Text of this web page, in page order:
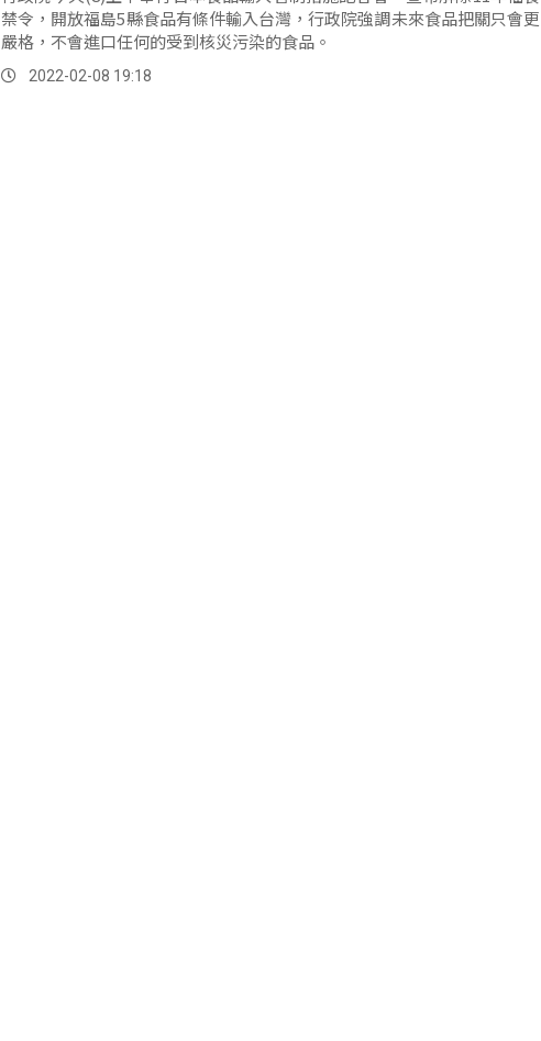
禁令，開放福島5縣食品有條件輸入台灣，行政院強調未來食品把關只會更
嚴格，不會進口任何的受到核災污染的食品。
2022-02-08 19:18